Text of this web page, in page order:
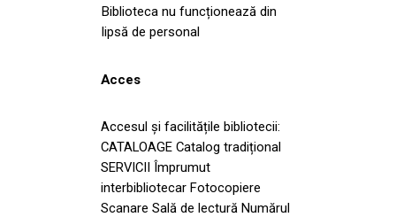
Biblioteca nu funcționează din
lipsă de personal
Acces
Accesul și facilitățile bibliotecii:
CATALOAGE Catalog tradițional
SERVICII Împrumut
interbibliotecar Fotocopiere
Scanare Sală de lectură Numărul